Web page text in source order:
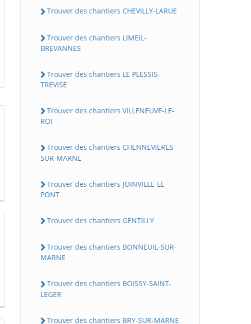
Trouver des chantiers CHEVILLY-LARUE
Trouver des chantiers LIMEIL-
BREVANNES
Trouver des chantiers LE PLESSIS-
TREVISE
Trouver des chantiers VILLENEUVE-LE-
ROI
Trouver des chantiers CHENNEVIERES-
SUR-MARNE
Trouver des chantiers JOINVILLE-LE-
PONT
Trouver des chantiers GENTILLY
Trouver des chantiers BONNEUIL-SUR-
MARNE
Trouver des chantiers BOISSY-SAINT-
LEGER
Trouver des chantiers BRY-SUR-MARNE